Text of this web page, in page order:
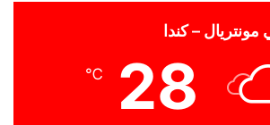
– كندا
28
℃